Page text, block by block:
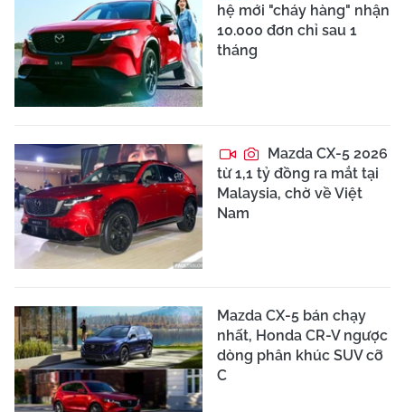
hệ mới "cháy hàng" nhận
10.000 đơn chỉ sau 1
tháng
Mazda CX-5 2026
từ 1,1 tỷ đồng ra mắt tại
Malaysia, chờ về Việt
Nam
Mazda CX-5 bán chạy
nhất, Honda CR-V ngược
dòng phân khúc SUV cỡ
C